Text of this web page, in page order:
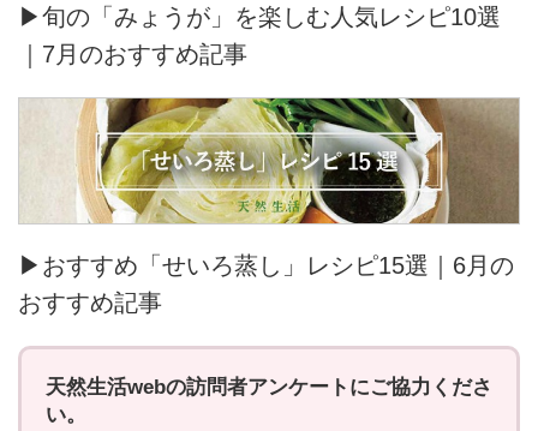
▶旬の「みょうが」を楽しむ人気レシピ10選
｜7月のおすすめ記事
▶おすすめ「せいろ蒸し」レシピ15選｜6月の
おすすめ記事